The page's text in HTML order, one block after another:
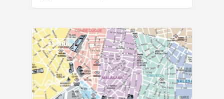
ESPAÑA